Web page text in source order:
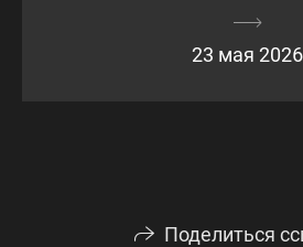
23 мая 2026
Поделиться